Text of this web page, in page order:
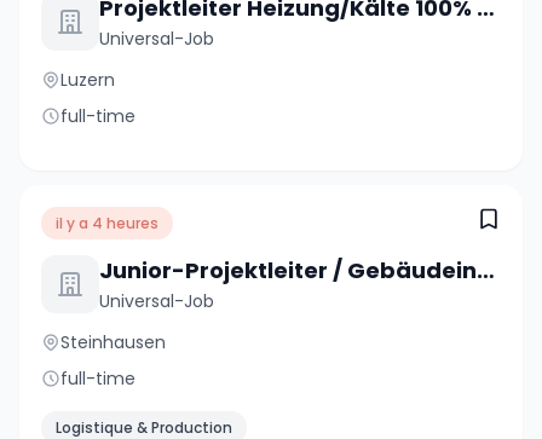
Projektleiter Heizung/Kälte 100% (m/w/d)
Universal-Job
Luzern
full-time
il y a 4 heures
Junior-Projektleiter / Gebäudeinformatiker 80 - 100% (m/w/d)
Universal-Job
Steinhausen
full-time
Logistique & Production